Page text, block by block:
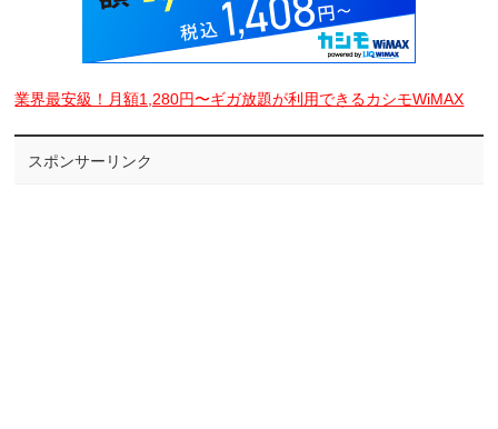
業界最安級！月額1,280円〜ギガ放題が利用できるカシモWiMAX
スポンサーリンク